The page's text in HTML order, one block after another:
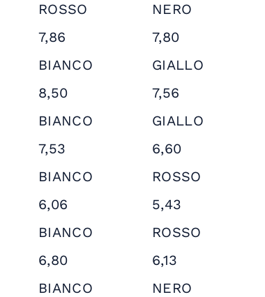
ROSSO NERO
7,86 7,80
BIANCO GIALLO
8,50 7,56
BIANCO GIALLO
7,53 6,60
BIANCO ROSSO
6,06 5,43
BIANCO ROSSO
6,80 6,13
BIANCO NERO